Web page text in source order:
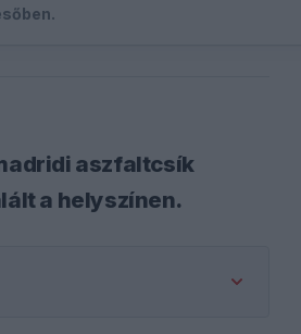
aszfaltcsík
a helyszínen.